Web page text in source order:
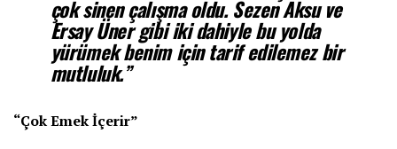
çok sinen çalışma oldu. Sezen Aksu ve
Ersay Üner gibi iki dahiyle bu yolda
yürümek benim için tarif edilemez bir
mutluluk.”
“Çok Emek İçerir”